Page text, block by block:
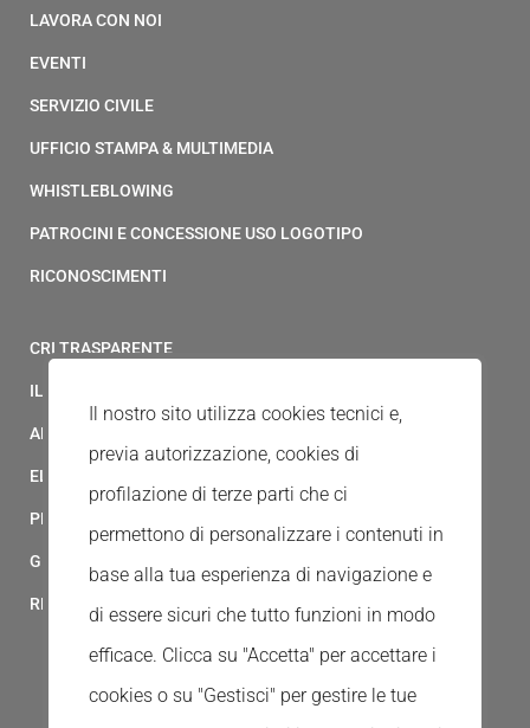
LAVORA CON NOI
EVENTI
SERVIZIO CIVILE
UFFICIO STAMPA & MULTIMEDIA
WHISTLEBLOWING
PATROCINI E CONCESSIONE USO LOGOTIPO
RICONOSCIMENTI
CRI TRASPARENTE
IL MODELLO 231 DELLA CROCE ROSSA ITALIANA
ALBO FORNITORI
ELENCO AVVOCATI
PRIVACY
GESTIONALE GAIA
RED CLOUD
Il nostro sito utilizza cookies tecnici e,
previa autorizzazione, cookies di
profilazione di terze parti che ci
permettono di personalizzare i contenuti in
base alla tua esperienza di navigazione e
di essere sicuri che tutto funzioni in modo
efficace. Clicca su "Accetta" per accettare i
cookies o su "Gestisci" per gestire le tue